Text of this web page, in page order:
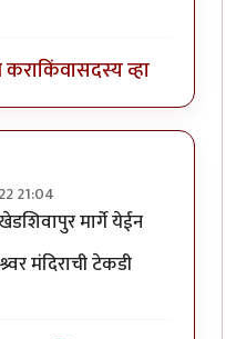
किंवासदस्य व्हा
21:04
जमला आहे.by
मार्गे येईन
मंदिराची टेकडी